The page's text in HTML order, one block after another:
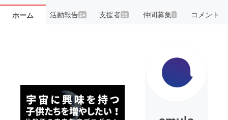
ホーム 活動報告24 支援者36 仲間募集 1 コメント